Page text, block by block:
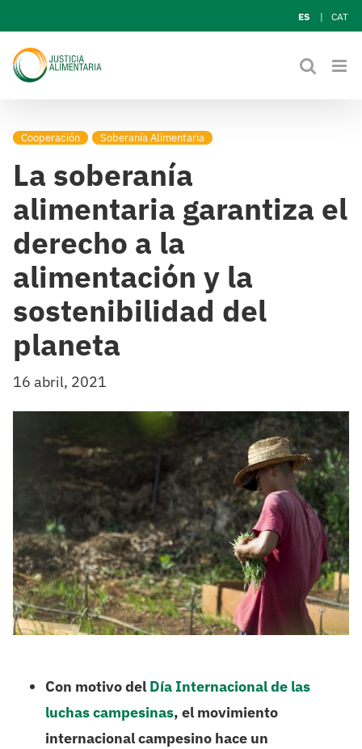
to
content
ES CAT
Cooperación Soberanía Alimentaria
La soberanía
alimentaria garantiza el
derecho a la
alimentación y la
sostenibilidad del
planeta
16 abril, 2021
Con motivo del Día Internacional de las
luchas campesinas, el movimiento
internacional campesino hace un